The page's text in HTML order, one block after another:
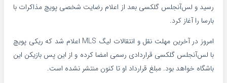
رسید و لس‌آنجلس گلکسی بعد از اعلام رضایت شخصی پویچ مذاکرات با
بارسا را آغاز کرد.
امروز در آخرین مهلت نقل و انتقالات لیگ MLS اعلام شد که ریکی پویچ
با لس‌آنجلس گلکسی قراردادی رسمی امضا کرده و از این پس بازیکن این
باشگاه خواهد بود. مبلغ قرارداد او تا کنون منتشر نشده است.